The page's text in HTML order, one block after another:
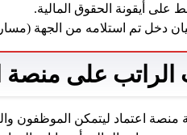
على أيقونة الحقوق المالية.
دخل تم استلامه من الجهة
الراتب على منصة
منصة اعتماد ليتمكن الموظفون